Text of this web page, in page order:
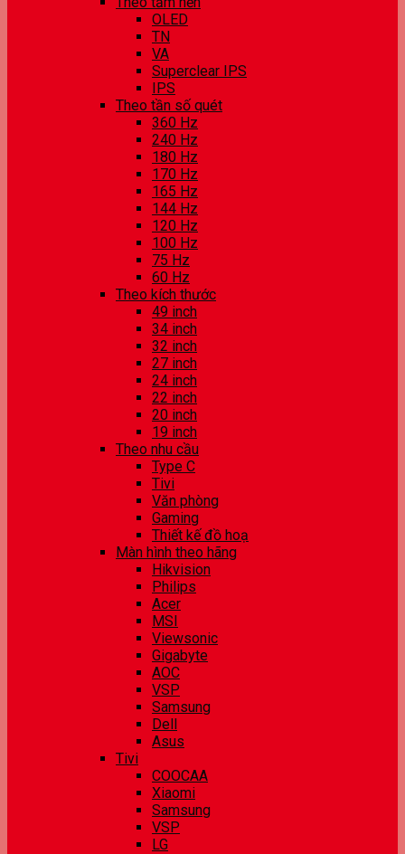
OLED
TN
VA
Superclear IPS
IPS
Theo tần số quét
360 Hz
240 Hz
180 Hz
170 Hz
165 Hz
144 Hz
120 Hz
100 Hz
75 Hz
60 Hz
Theo kích thước
49 inch
34 inch
32 inch
27 inch
24 inch
22 inch
20 inch
19 inch
Theo nhu cầu
Type C
Tivi
Văn phòng
Gaming
Thiết kế đồ hoạ
Màn hình theo hãng
Hikvision
Philips
Acer
MSI
Viewsonic
Gigabyte
AOC
VSP
Samsung
Dell
Asus
Tivi
COOCAA
Xiaomi
Samsung
VSP
LG